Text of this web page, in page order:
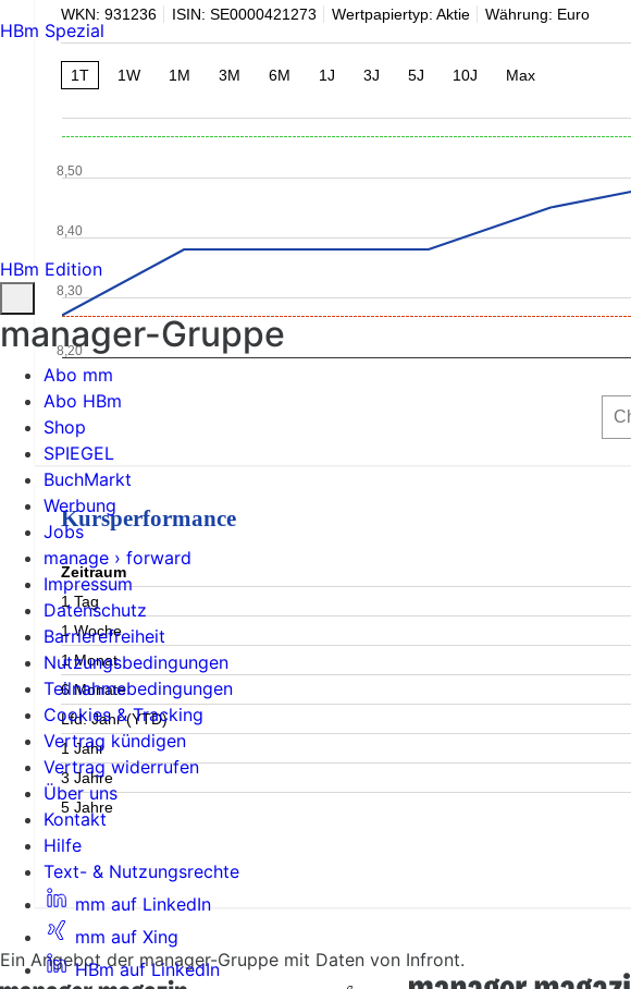
WKN: 931236 ISIN: SE0000421273 Wertpapiertyp: Aktie Währung: Euro
1T 1W 1M 3M 6M 1J 3J 5J 10J Max
8,20
8,30
8,40
8,50
Kursperformance
Zeitraum
1 Tag
1 Woche
1 Monat
6 Monate
Lfd. Jahr (YTD)
1 Jahr
3 Jahre
5 Jahre
Ein Angebot der manager-Gruppe mit Daten von Infront.
HBm Spezial
HBm Edition
manager-Gruppe
Abo mm
Abo HBm
Shop
SPIEGEL
BuchMarkt
Werbung
Jobs
manage › forward
Impressum
Datenschutz
Barrierefreiheit
Nutzungsbedingungen
Teilnahmebedingungen
Cookies & Tracking
Vertrag kündigen
Vertrag widerrufen
Über uns
Kontakt
Hilfe
Text- & Nutzungsrechte
mm auf LinkedIn
mm auf Xing
HBm auf LinkedIn